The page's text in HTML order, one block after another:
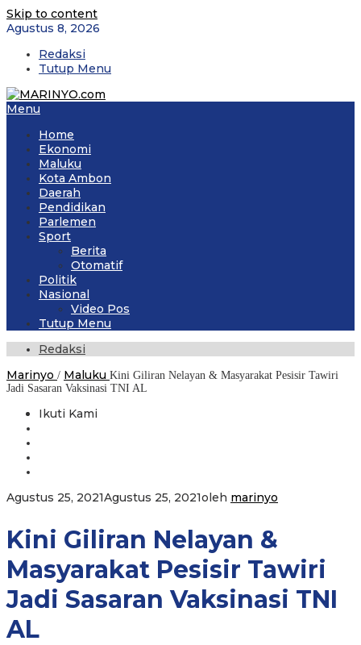
Skip to content
Agustus 8, 2026
Redaksi
Tutup Menu
Menu
Home
Ekonomi
Maluku
Kota Ambon
Daerah
Pendidikan
Parlemen
Sport
Berita
Otomatif
Politik
Nasional
Video Pos
Tutup Menu
Redaksi
Marinyo / Maluku Kini Giliran Nelayan & Masyarakat Pesisir Tawiri
Jadi Sasaran Vaksinasi TNI AL
Ikuti Kami
Agustus 25, 2021Agustus 25, 2021oleh marinyo
Kini Giliran Nelayan &
Masyarakat Pesisir Tawiri
Jadi Sasaran Vaksinasi TNI
AL